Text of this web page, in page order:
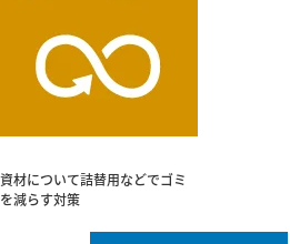
資材について詰替用などでゴミ
を減らす対策